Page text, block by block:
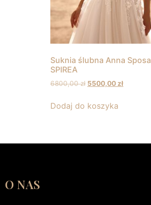
Suknia ślubna Anna Sposa
SPIREA
6800,00zł 5500,00 zł
Dodaj do koszyka
O NAS